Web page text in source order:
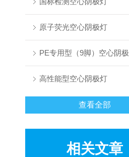
原子荧光空心阴极灯
PE专用型（9脚）空心阴极
高性能型空心阴极灯
查看全部
相关文章